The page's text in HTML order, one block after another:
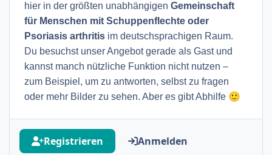
hier in der größten unabhängigen Gemeinschaft
für Menschen mit Schuppenflechte oder
Psoriasis arthritis im deutschsprachigen Raum.
Du besuchst unser Angebot gerade als Gast und
kannst manch nützliche Funktion nicht nutzen –
zum Beispiel, um zu antworten, selbst zu fragen
oder mehr Bilder zu sehen. Aber es gibt Abhilfe 🙂
Registrieren Anmelden